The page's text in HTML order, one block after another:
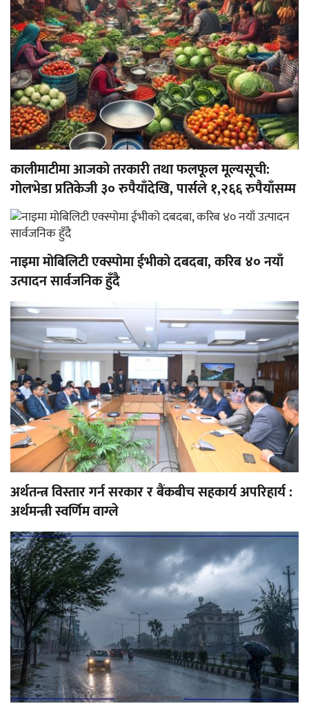
कालीमाटीमा आजको तरकारी तथा फलफूल मूल्यसूची:
गोलभेडा प्रतिकेजी ३० रुपैयाँदेखि, पार्सले १,२६६ रुपैयाँसम्म
नाइमा मोबिलिटी एक्स्पोमा ईभीको दबदबा, करिब ४० नयाँ
उत्पादन सार्वजनिक हुँदै
अर्थतन्त्र विस्तार गर्न सरकार र बैंकबीच सहकार्य अपरिहार्य :
अर्थमन्त्री स्वर्णिम वाग्ले